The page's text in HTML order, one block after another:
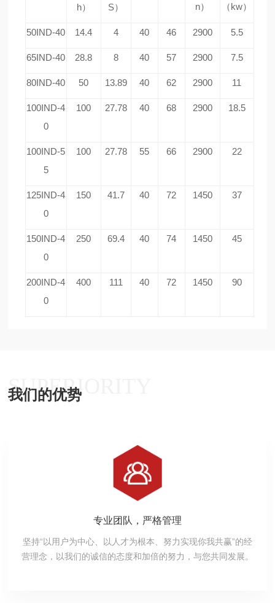
n） （kw）
h）
S）
50IND-40 14.4 4 40 46 2900 5.5
65IND-40 28.8 8 40 57 2900 7.5
80IND-40 50 13.89 40 62 2900 11
100IND-4
0
100 27.78 40 68 2900 18.5
100IND-5
5
100 27.78 55 66 2900 22
125IND-4
0
150 41.7 40 72 1450 37
150IND-4
0
250 69.4 40 74 1450 45
200IND-4
0
400 111 40 72 1450 90
SUPERIORITY
我们的优势
专业团队，严格管理
坚持“以用户为中心、以人才为根本、努力实现你我共赢”的经
营理念，以我们的诚信的态度和加倍的努力，与您共同发展。